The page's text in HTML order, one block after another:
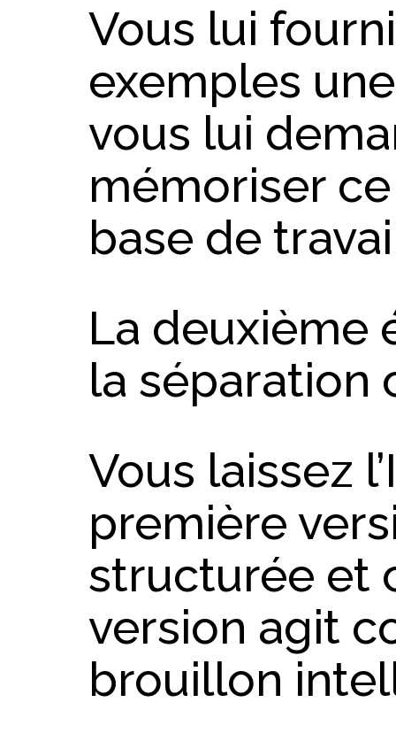
Vous lui
exemples
vous lui
mémoriser
base de
La deuxième
la séparation
Vous laissez
première
structurée et
version agit
brouillon